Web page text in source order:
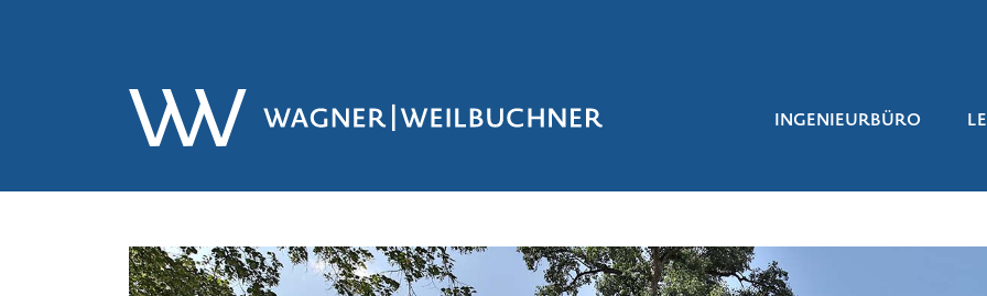
INGENIEURBÜRO